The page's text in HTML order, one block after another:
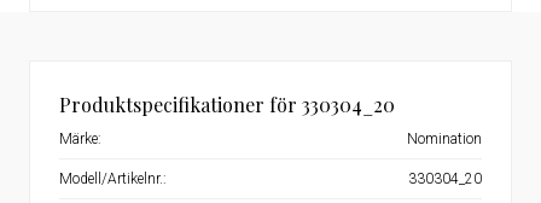
Produktspecifikationer för 330304_20
Märke: Nomination
Modell/Artikelnr.: 330304_20